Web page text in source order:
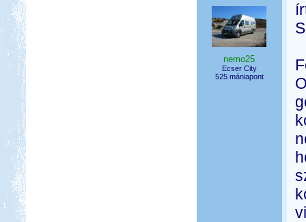
nemo25
Ecser City
525 mániapont